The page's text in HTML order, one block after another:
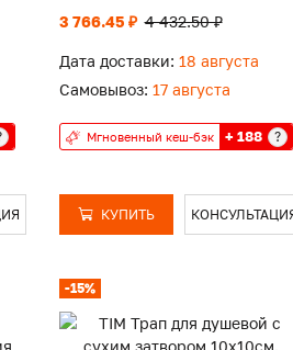
3 766.45 ₽ 4 432.50 ₽
Дата доставки: 18 августа
Самовывоз: 17 августа
Мгновенный кеш-бэк + 188 ?
КУПИТЬ
-15%